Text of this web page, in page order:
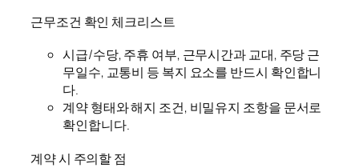
근무조건 확인 체크리스트
시급/수당, 주휴 여부, 근무시간과 교대, 주당 근
무일수, 교통비 등 복지 요소를 반드시 확인합니
다.
계약 형태와 해지 조건, 비밀유지 조항을 문서로
확인합니다.
계약 시 주의할 점